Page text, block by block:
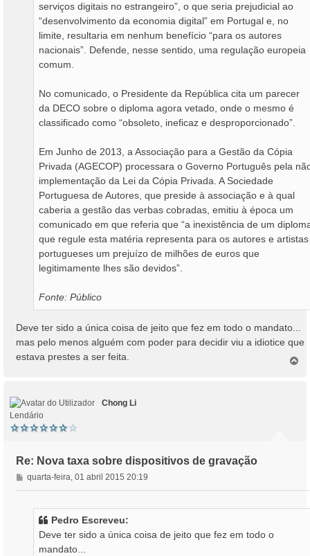
serviços digitais no estrangeiro”, o que seria prejudicial ao
“desenvolvimento da economia digital” em Portugal e, no
limite, resultaria em nenhum benefício “para os autores
nacionais”. Defende, nesse sentido, uma regulação europeia
comum.
No comunicado, o Presidente da República cita um parecer
da DECO sobre o diploma agora vetado, onde o mesmo é
classificado como “obsoleto, ineficaz e desproporcionado”.
Em Junho de 2013, a Associação para a Gestão da Cópia
Privada (AGECOP) processara o Governo Português pela
implementação da Lei da Cópia Privada. A Sociedade
Portuguesa de Autores, que preside à associação e à qual
caberia a gestão das verbas cobradas, emitiu à época um
comunicado em que referia que “a inexistência de um
que regule esta matéria representa para os autores e artistas
portugueses um prejuízo de milhões de euros que
legitimamente lhes são devidos”.
Fonte: Público
Deve ter sido a única coisa de jeito que fez em todo o mandato...
mas pelo menos alguém com poder para decidir viu a idiotice que
estava prestes a ser feita.
Chong Li
Lendário
Re: Nova taxa sobre dispositivos de gravação
M
e
quarta-feira, 01 abril 2015 20:19
Pedro Escreveu:
Deve ter sido a única coisa de jeito que fez em todo o
mandato...